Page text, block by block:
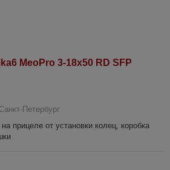
MeoPro 3-18x50 RD SFP
Санкт-Петербург
прицеле от установки колец, коробка